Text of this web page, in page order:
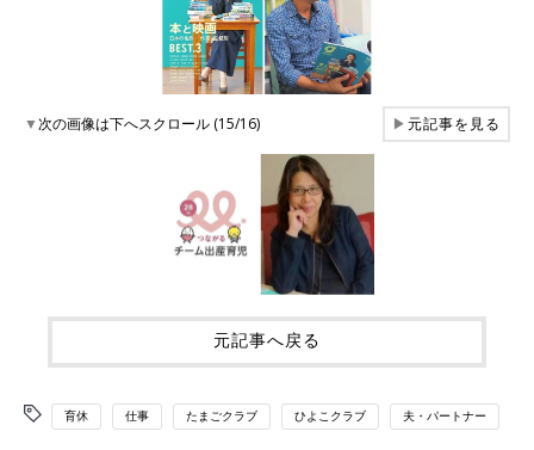
▼次の画像は下へスクロール (15/16) ▶元記事を見る
元記事へ戻る
育休 仕事 たまごクラブ ひよこクラブ 夫・パートナー